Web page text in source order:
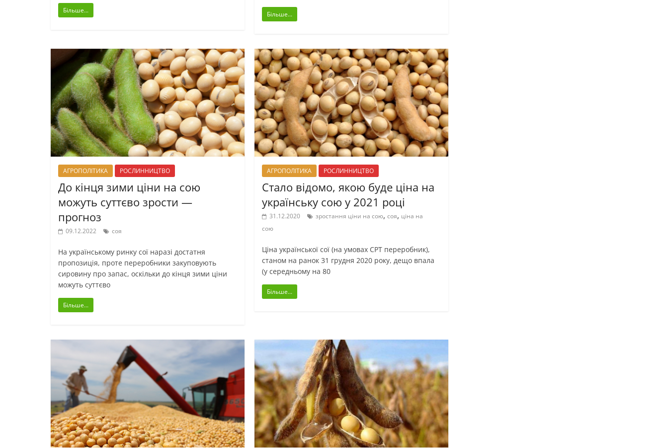
Більше... Більше...
АГРОПОЛІТИКА РОСЛИННИЦТВО
До кінця зими ціни на сою
можуть суттєво зрости —
прогноз
09.12.2022 соя
На українському ринку сої наразі достатня
пропозиція, проте переробники закуповують
сировину про запас, оскільки до кінця зими ціни
можуть суттєво
Більше...
АГРОПОЛІТИКА РОСЛИННИЦТВО
Стало відомо, якою буде ціна на
українську сою у 2021 році
31.12.2020 зростання ціни на сою,соя, ціна на
сою
Ціна української сої (на умовах СРТ переробник),
станом на ранок 31 грудня 2020 року, дещо впала
(у середньому на 80
Більше...